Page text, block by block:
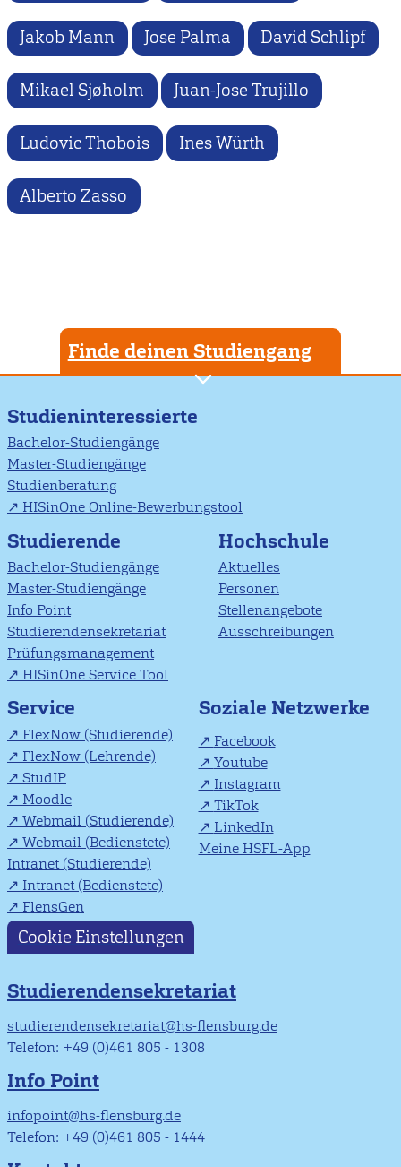
Jakob Mann Jose Palma David Schlipf
Mikael Sjøholm Juan-Jose Trujillo
Ludovic Thobois Ines Würth
Alberto Zasso
Finde deinen Studiengang
Studieninteressierte
Bachelor-Studiengänge
Master-Studiengänge
Studienberatung
HISinOne Online-Bewerbungstool
Studierende
Bachelor-Studiengänge
Master-Studiengänge
Info Point
Studierendensekretariat
Prüfungsmanagement
HISinOne Service Tool
Hochschule
Aktuelles
Personen
Stellenangebote
Ausschreibungen
Service
FlexNow (Studierende)
FlexNow (Lehrende)
StudIP
Moodle
Webmail (Studierende)
Webmail (Bedienstete)
Intranet (Studierende)
Intranet (Bedienstete)
FlensGen
Soziale Netzwerke
Facebook
Youtube
Instagram
TikTok
LinkedIn
Meine HSFL-App
Cookie Einstellungen
Studierendensekretariat
studierendensekretariat@hs-flensburg.de
Telefon: +49 (0)461 805 - 1308
Info Point
infopoint@hs-flensburg.de
Telefon: +49 (0)461 805 - 1444